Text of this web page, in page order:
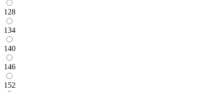
128
134
140
146
152